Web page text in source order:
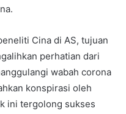
Cina di AS, tujuan
perhatian dari
wabah corona
konspirasi oleh
ini tergolong sukses